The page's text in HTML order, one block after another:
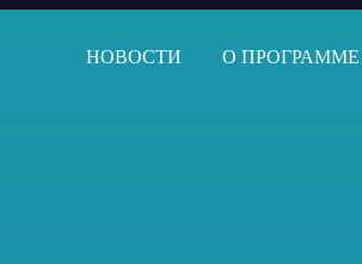
НОВОСТИ О ПРОГРАММЕ